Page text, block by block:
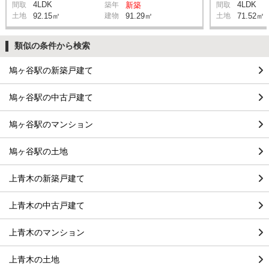
間取 4LDK 築年 新築
土地 92.15㎡ 建物 91.29㎡
間取 4LDK
土地 71.52㎡
類似の条件から検索
鳩ヶ谷駅の新築戸建て
鳩ヶ谷駅の中古戸建て
鳩ヶ谷駅のマンション
鳩ヶ谷駅の土地
上青木の新築戸建て
上青木の中古戸建て
上青木のマンション
上青木の土地